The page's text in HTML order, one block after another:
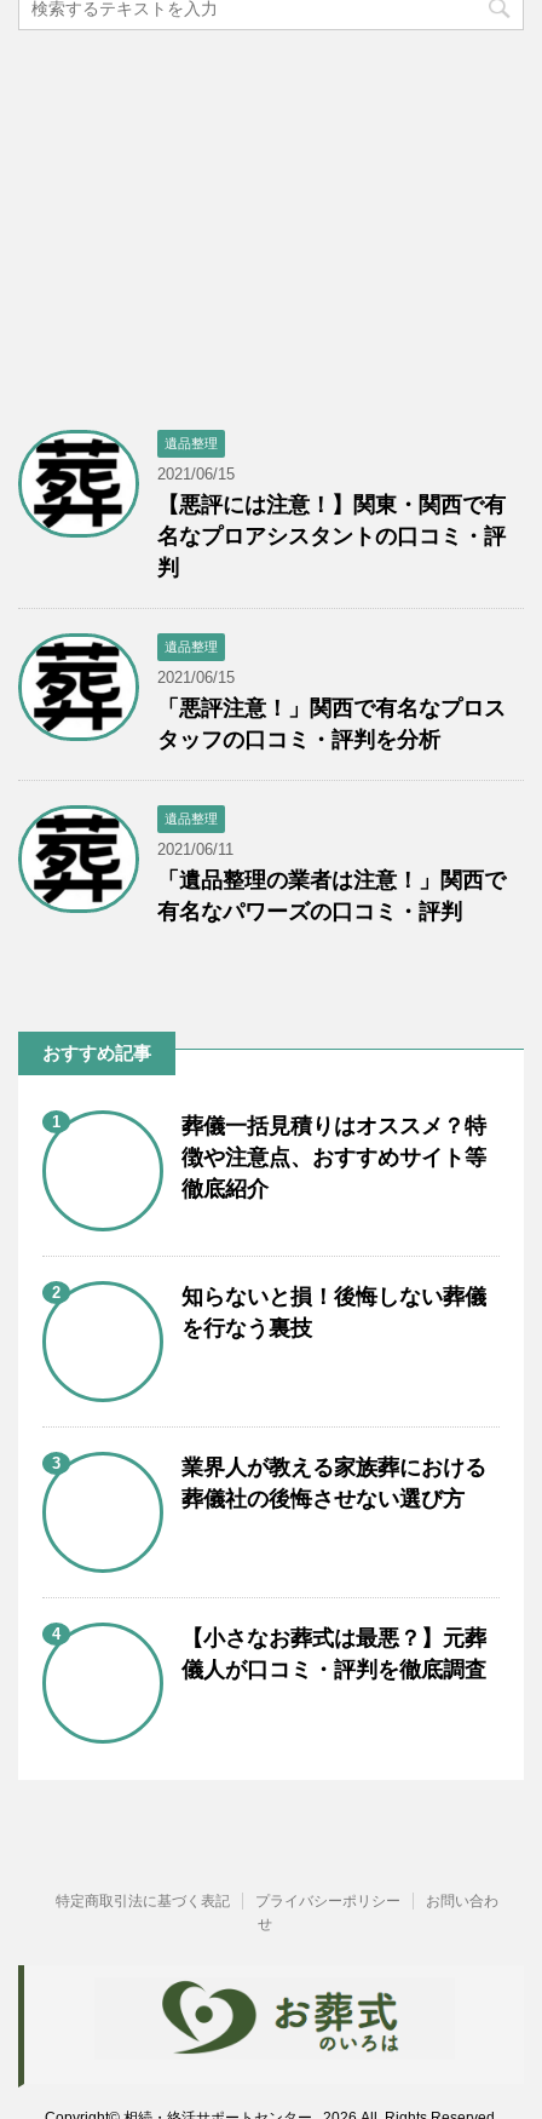
遺品整理
2021/06/15
【悪評には注意！】関東・関西で有
名なプロアシスタントの口コミ・評
判
遺品整理
2021/06/15
「悪評注意！」関西で有名なプロス
タッフの口コミ・評判を分析
遺品整理
2021/06/11
「遺品整理の業者は注意！」関西で
有名なパワーズの口コミ・評判
おすすめ記事
1
葬儀一括見積りはオススメ？特
徴や注意点、おすすめサイト等
徹底紹介
2
知らないと損！後悔しない葬儀
を行なう裏技
3
業界人が教える家族葬における
葬儀社の後悔させない選び方
4
【小さなお葬式は最悪？】元葬
儀人が口コミ・評判を徹底調査
特定商取引法に基づく表記 プライバシーポリシー
お問い合わ
せ